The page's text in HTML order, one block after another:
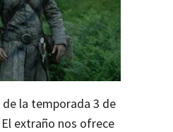
la temporada 3 de
extraño nos ofrece